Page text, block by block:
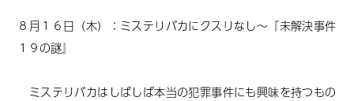
８月１６日（木）：ミステリバカにクスリなし～『未解決事件
１９の謎』
ミステリバカはしばしば本当の犯罪事件にも興味を持つもの